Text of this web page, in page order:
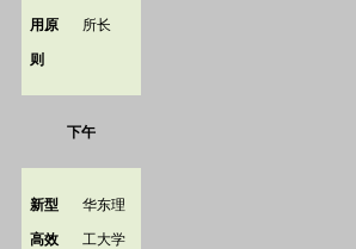
用原
则
所长
下午
新型
高效
华东理
工大学